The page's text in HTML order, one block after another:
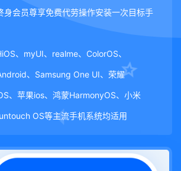
身会员尊享免费代劳操作安装一次目标手
、myUI、realme、ColorOS、
、Samsung One UI、荣耀
、苹果ios、鸿蒙HarmonyOS、小米
OS等主流手机系统均适用